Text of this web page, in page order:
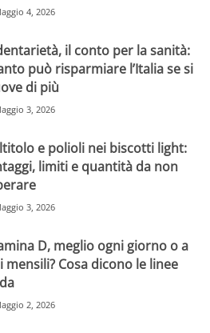
4, 2026
il conto per la sanità:
può risparmiare l’Italia se si
di più
3, 2026
e polioli nei biscotti light:
limiti e quantità da non
3, 2026
D, meglio ogni giorno o a
mensili? Cosa dicono le linee
2, 2026